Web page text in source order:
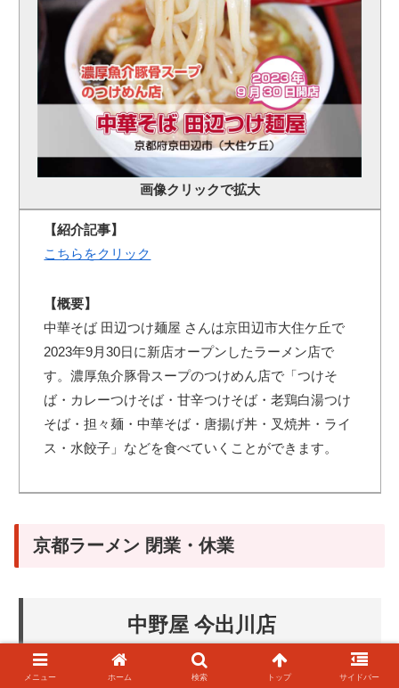
画像クリックで拡大
【紹介記事】
こちらをクリック
【概要】
中華そば 田辺つけ麺屋 さんは京田辺市大住ケ丘で
2023年9月30日に新店オープンしたラーメン店で
す。濃厚魚介豚骨スープのつけめん店で「つけそ
ば・カレーつけそば・甘辛つけそば・老鶏白湯つけ
そば・担々麺・中華そば・唐揚げ丼・叉焼丼・ライ
ス・水餃子」などを食べていくことができます。
京都ラーメン 閉業・休業
中野屋 今出川店
メニュー ホーム 検索 トップ サイドバー